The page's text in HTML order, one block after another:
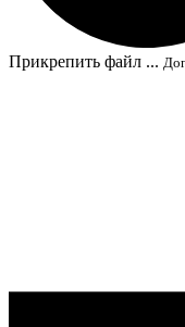
Прикрепить файл ...